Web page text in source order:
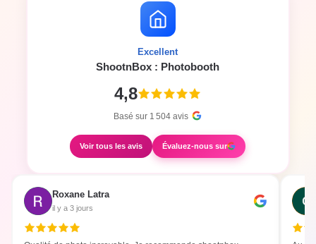
Excellent
ShootnBox : Photobooth
4,8
Basé sur 1 504 avis
Voir tous les avis Évaluez-nous sur
Roxane Latra
il y a 3 jours